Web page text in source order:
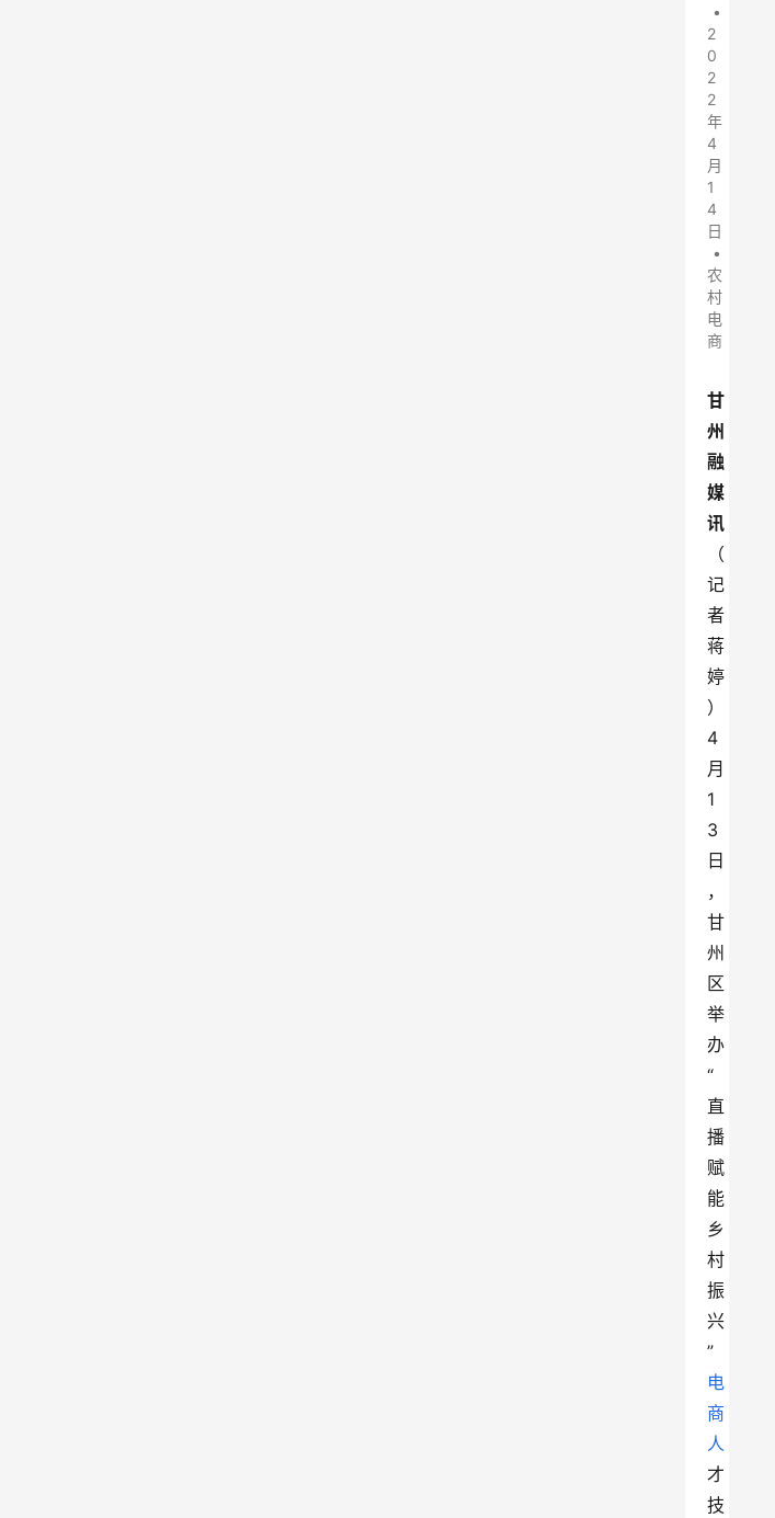
•
2
0
2
2
年
4
月
1
4
日
•
农
村
电
商
甘
州
融
媒
讯
（
记
者
蒋
婷
）
4
月
1
3
日
，
甘
州
区
举
办
“
直
播
赋
能
乡
村
振
兴
”
电
商
人
才
技